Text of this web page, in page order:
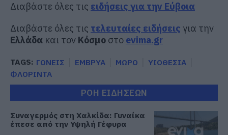
Διαβάστε όλες τις ειδήσεις για την Εύβοια
Διαβάστε όλες τις τελευταίες ειδήσεις για την
Ελλάδα και τον Κόσμο στο evima.gr
TAGS: ΓΟΝΕΙΣ ΕΜΒΡΥΑ ΜΩΡΟ
ΥΙΟΘΕΣΙΑ
ΦΛΟΡΙΝΤΑ
ΡΟΗ ΕΙΔΗΣΕΩΝ
Συναγερμός στη Χαλκίδα: Γυναίκα
έπεσε από την Υψηλή Γέφυρα